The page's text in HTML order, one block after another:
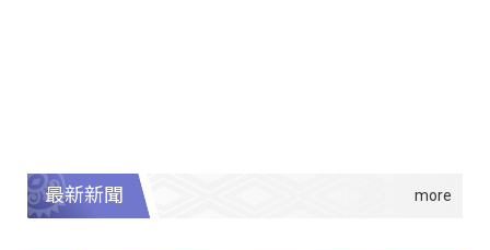
最新新聞